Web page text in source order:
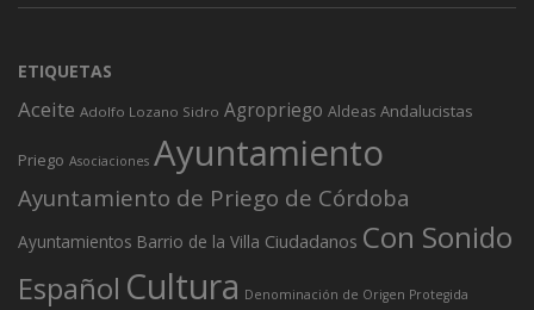
ETIQUETAS
Aceite Adolfo Lozano Sidro Agropriego Aldeas Andalucistas
Priego Asociaciones Ayuntamiento
Ayuntamiento de Priego de Córdoba
Ayuntamientos Barrio de la Villa Ciudadanos Con Sonido
Español Cultura Denominación de Origen Protegida